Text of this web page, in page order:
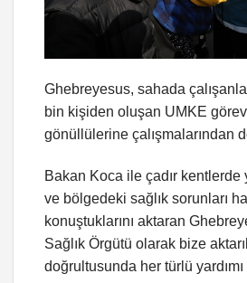
Ghebreyesus, sahada
bin kişiden oluşan UMKE
gönüllülerine çalışmalarından
Bakan Koca ile çadır
ve bölgedeki sağlık sorunları
konuştuklarını aktaran
Sağlık Örgütü olarak bize
doğrultusunda her türlü